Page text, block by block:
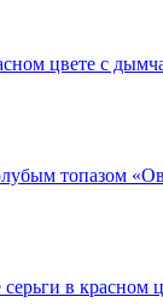
цвете с
топазом
серьги в красном